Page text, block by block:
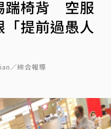
踹椅背 空服
「提前過愚人
／綜合報導